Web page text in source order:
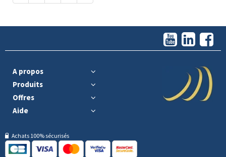
A propos
Produits
Offres
Aide
Achats 100% sécurisés